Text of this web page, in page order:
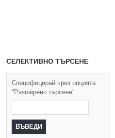
СЕЛЕКТИВНО ТЪРСЕНЕ
Специфицирай чрез опцията
"Разширено търсене"